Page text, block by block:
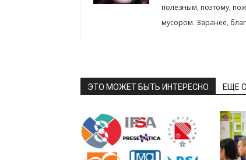
полезным, поэтому,
мусором. Заранее,
ЭТО МОЖЕТ БЫТЬ ИНТЕРЕСНО ЕЩЕ